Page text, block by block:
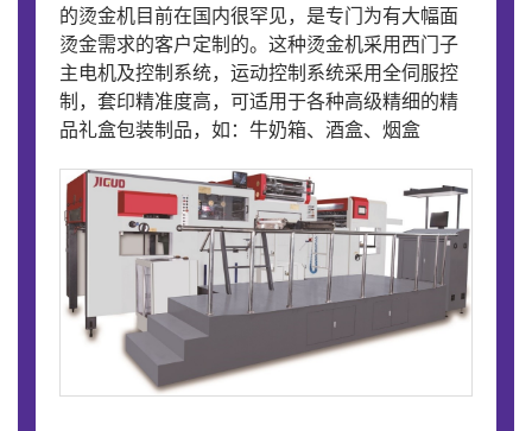
的烫金机目前在国内很罕见，是专门为有大幅面
烫金需求的客户定制的。这种烫金机采用西门子
主电机及控制系统，运动控制系统采用全伺服控
制，套印精准度高，可适用于各种高级精细的精
品礼盒包装制品，如：牛奶箱、酒盒、烟盒